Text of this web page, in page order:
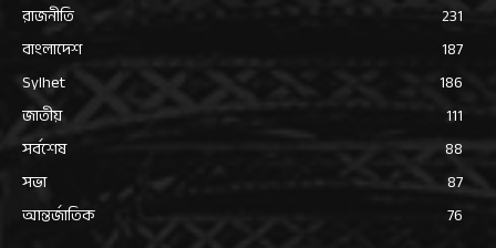
রাজনীতি
231
বাংলাদেশ
187
Sylhet
186
জাতীয়
111
সর্বশেষ
88
সভা
87
আন্তর্জাতিক
76